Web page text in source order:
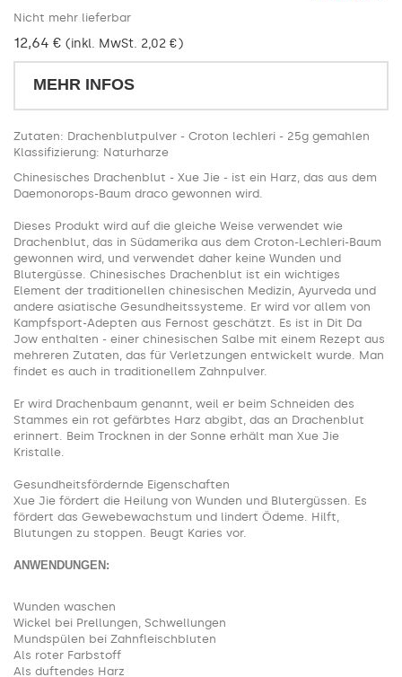
Nicht mehr lieferbar
12,64 € (inkl. MwSt. 2,02 €)
MEHR INFOS
Zutaten: Drachenblutpulver - Croton lechleri - 25g gemahlen
Klassifizierung: Naturharze
Chinesisches Drachenblut - Xue Jie - ist ein Harz, das aus dem
Daemonorops-Baum draco gewonnen wird.
Dieses Produkt wird auf die gleiche Weise verwendet wie
Drachenblut, das in Südamerika aus dem Croton-Lechleri-Baum
gewonnen wird, und verwendet daher keine Wunden und
Blutergüsse. Chinesisches Drachenblut ist ein wichtiges
Element der traditionellen chinesischen Medizin, Ayurveda und
andere asiatische Gesundheitssysteme. Er wird vor allem von
Kampfsport-Adepten aus Fernost geschätzt. Es ist in Dit Da
Jow enthalten - einer chinesischen Salbe mit einem Rezept aus
mehreren Zutaten, das für Verletzungen entwickelt wurde. Man
findet es auch in traditionellem Zahnpulver.
Er wird Drachenbaum genannt, weil er beim Schneiden des
Stammes ein rot gefärbtes Harz abgibt, das an Drachenblut
erinnert. Beim Trocknen in der Sonne erhält man Xue Jie
Kristalle.
Gesundheitsfördernde Eigenschaften
Xue Jie fördert die Heilung von Wunden und Blutergüssen. Es
fördert das Gewebewachstum und lindert Ödeme. Hilft,
Blutungen zu stoppen. Beugt Karies vor.
ANWENDUNGEN:
Wunden waschen
Wickel bei Prellungen, Schwellungen
Mundspülen bei Zahnfleischbluten
Als roter Farbstoff
Als duftendes Harz